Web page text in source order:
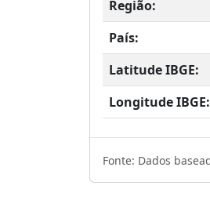
Região:
País:
Latitude IBGE:
Longitude IBGE:
Fonte: Dados